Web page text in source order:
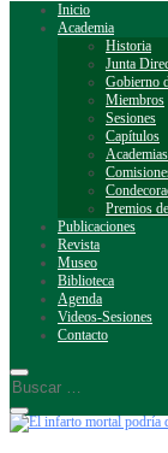
Inicio
Academia
Historia
Junta
Gobierno
Miembros
Sesiones
Capítulos
Premios
Publicaciones
Revista
Museo
Biblioteca
Agenda
Videos-Sesiones
Contacto